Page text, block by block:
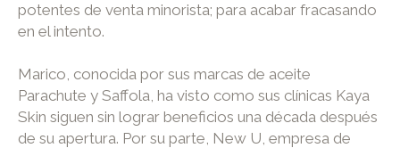
potentes de venta minorista; para acabar fracasando
en el intento.
Marico, conocida por sus marcas de aceite
Parachute y Saffola, ha visto como sus clínicas Kaya
Skin siguen sin lograr beneficios una década después
de su apertura. Por su parte, New U, empresa de